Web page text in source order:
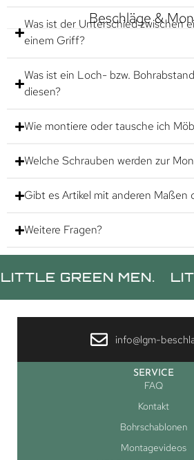
Beschläge &
Was ist der Unterschied zwischen
einem Griff?
Was ist ein Loch- bzw.
diesen?
Wie montiere oder tausche ich
Welche Schrauben werden zur
Gibt es Artikel mit anderen Maßen
Weitere Fragen?
GREEN MEN. LITTLE
info@lgm-
SERVICE
FAQ
Kontakt
Bohrschablonen
Montagevideos